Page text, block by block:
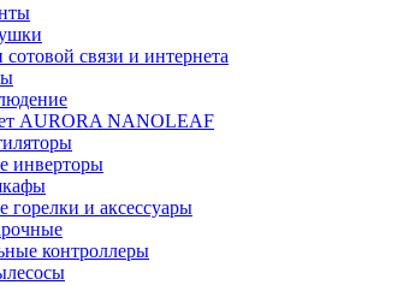
сотовой связи и интернета
AURORA NANOLEAF
инверторы
горелки и аксессуары
контроллеры